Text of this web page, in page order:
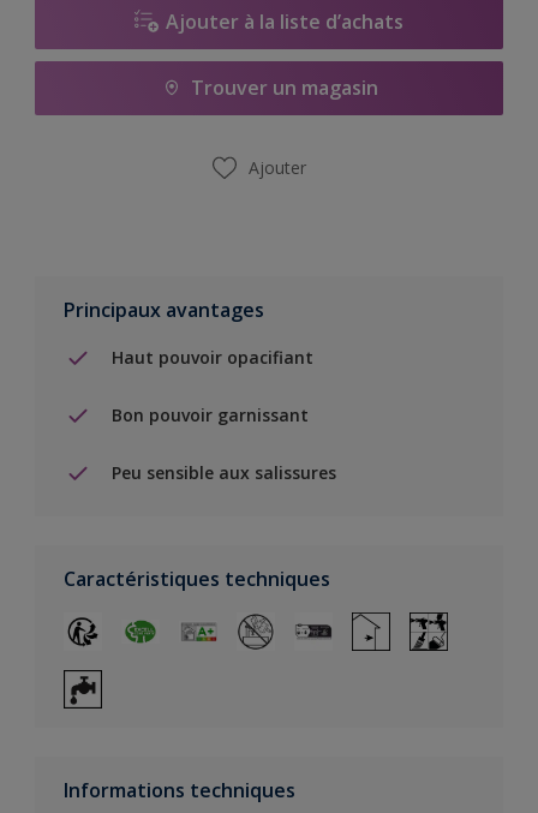
Ajouter à la liste d’achats
Trouver un magasin
Ajouter
Principaux avantages
Haut pouvoir opacifiant
Bon pouvoir garnissant
Peu sensible aux salissures
Caractéristiques techniques
Informations techniques